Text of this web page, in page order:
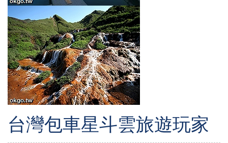
台灣包車星斗雲旅遊玩家